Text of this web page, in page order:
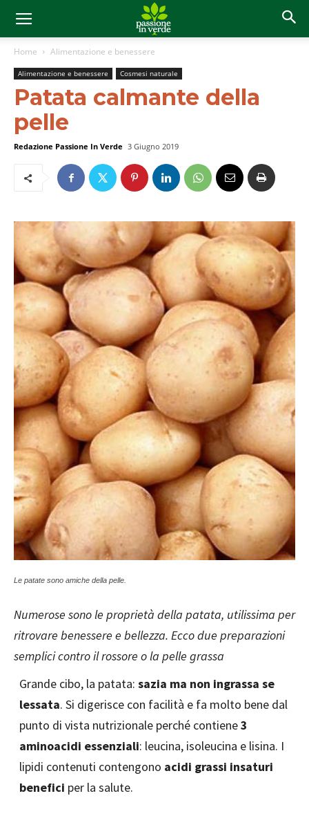
Home Alimentazione e benessere
Alimentazione e benessere Cosmesi naturale
Patata calmante della
pelle
Redazione Passione In Verde 3 Giugno 2019
Le patate sono amiche della pelle.
Numerose sono le proprietà della patata, utilissima per
ritrovare benessere e bellezza. Ecco due preparazioni
semplici contro il rossore o la pelle grassa
Grande cibo, la patata: sazia ma non ingrassa se
lessata. Si digerisce con facilità e fa molto bene dal
punto di vista nutrizionale perché contiene3
aminoacidi essenziali: leucina, isoleucina e lisina. I
lipidi contenuti contengono acidi grassi insaturi
benefici per la salute.